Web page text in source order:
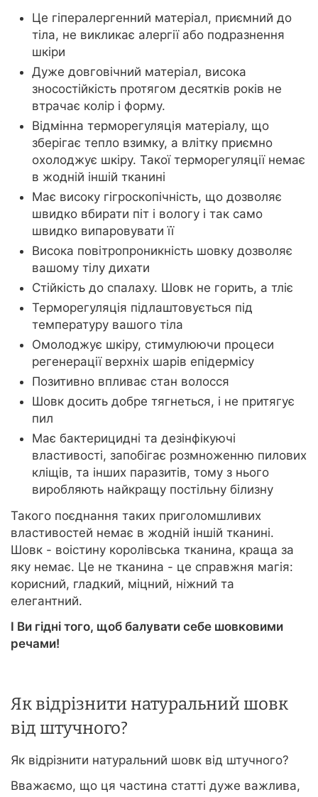
Це гіпералергенний матеріал, приємний до
тіла, не викликає алергії або подразнення
шкіри
Дуже довговічний матеріал, висока
зносостійкість протягом десятків років не
втрачає колір і форму.
Відмінна терморегуляція матеріалу, що
зберігає тепло взимку, а влітку приємно
охолоджує шкіру. Такої терморегуляції немає
в жодній іншій тканині
Має високу гігроскопічність, що дозволяє
швидко вбирати піт і вологу і так само
швидко випаровувати її
Висока повітропроникність шовку дозволяє
вашому тілу дихати
Стійкість до спалаху. Шовк не горить, а тліє
Терморегуляція підлаштовується під
температуру вашого тіла
Омолоджує шкіру, стимулюючи процеси
регенерації верхніх шарів епідермісу
Позитивно впливає стан волосся
Шовк досить добре тягнеться, і не притягує
пил
Має бактерицидні та дезінфікуючі
властивості, запобігає розмноженню пилових
кліщів, та інших паразитів, тому з нього
виробляють найкращу постільну білизну
Такого поєднання таких приголомшливих
властивостей немає в жодній іншій тканині.
Шовк - воістину королівська тканина, краща за
яку немає. Це не тканина - це справжня магія:
корисний, гладкий, міцний, ніжний та
елегантний.
І Ви гідні того, щоб балувати себе шовковими
речами!
Як відрізнити натуральний шовк
від штучного?
Як відрізнити натуральний шовк від штучного?
Вважаємо, що ця частина статті дуже важлива,